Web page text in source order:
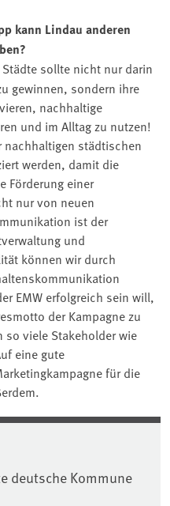
kann Lindau anderen
sollte nicht nur darin
gewinnen, sondern ihre
nachhaltige
und im Alltag zu nutzen!
nachhaltigen städtischen
werden, damit die
Förderung einer
nur von neuen
ist der
und
können wir durch
EMW erfolgreich sein will,
der Kampagne zu
viele Stakeholder wie
eine gute
für die
deutsche Kommune